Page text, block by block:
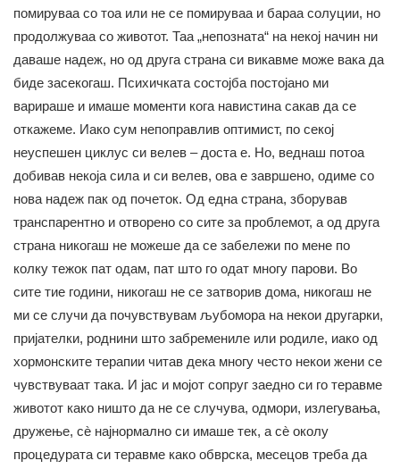
помируваа со тоа или не се помируваа и бараа солуции, но
продолжуваа со животот. Таа „непозната“ на некој начин ни
даваше надеж, но од друга страна си викавме може вака да
биде засекогаш. Психичката состојба постојано ми
варираше и имаше моменти кога навистина сакав да се
откажеме. Иако сум непоправлив оптимист, по секој
неуспешен циклус си велев – доста е. Но, веднаш потоа
добивав некоја сила и си велев, ова е завршено, одиме со
нова надеж пак од почеток. Од една страна, зборував
транспарентно и отворено со сите за проблемот, а од друга
страна никогаш не можеше да се забележи по мене по
колку тежок пат одам, пат што го одат многу парови. Во
сите тие години, никогаш не се затворив дома, никогаш не
ми се случи да почувствувам љубомора на некои другарки,
пријателки, роднини што забремениле или родиле, иако од
хормонските терапии читав дека многу често некои жени се
чувствуваат така. И јас и мојот сопруг заедно си го теравме
животот како ништо да не се случува, одмори, излегувања,
дружење, сè најнормално си имаше тек, а сè околу
процедурата си теравме како обврска, месецов треба да